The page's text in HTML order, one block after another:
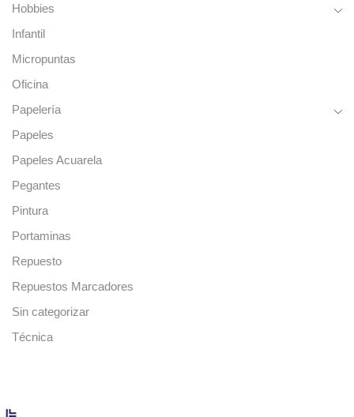
Hobbies
Infantil
Micropuntas
Oficina
Papelería
Papeles
Papeles Acuarela
Pegantes
Pintura
Portaminas
Repuesto
Repuestos Marcadores
Sin categorizar
Técnica